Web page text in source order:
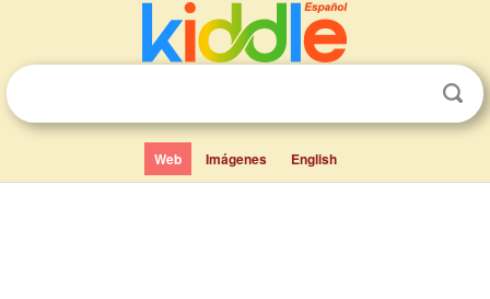
Web Imágenes English